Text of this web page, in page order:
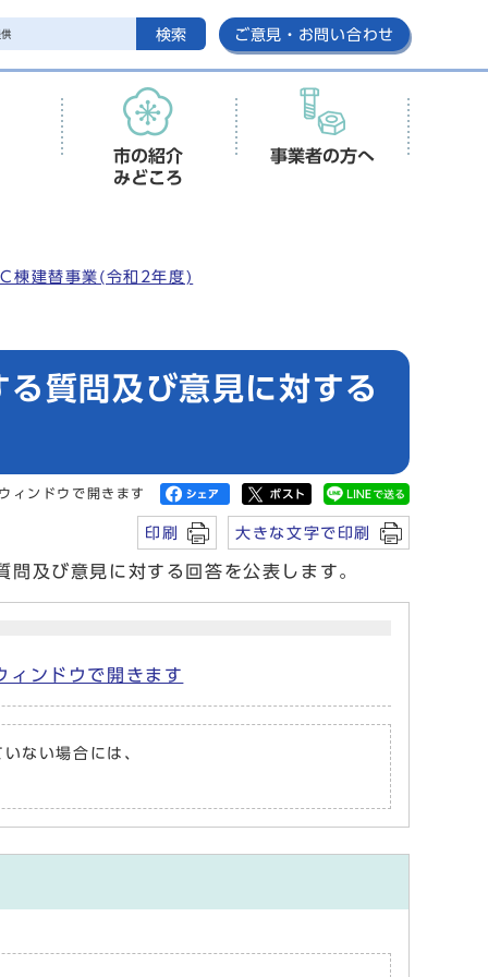
検索 ご意見・お問い合わせ
市の紹介
みどころ
事業者の方へ
棟建替事業(令和2年度)
質問及び意見に対する
ィンドウで開きます
印刷 大きな文字で印刷
及び意見に対する回答を公表します。
ンドウで開きます
ない場合には、